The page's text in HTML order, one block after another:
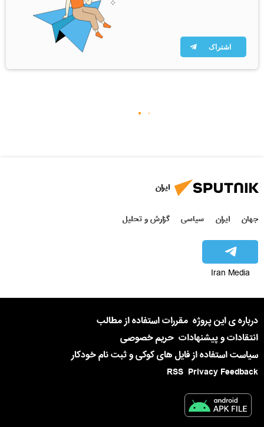
اشتراک
ایران
جهان ایران سیاسی گزارش و تحلیل
Iran Media
درباره ی این پروژه مقررات استفاده از مطالب
انتقادات و پیشنهادات حریم خصوصی
سیاست استفاده از فایل های کوکی و ثبت نام خودکار
Privacy Feedback
RSS